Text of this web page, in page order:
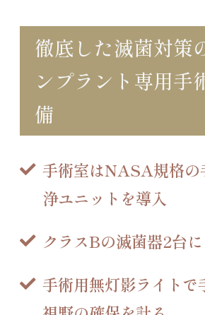
徹底した滅菌対策
ンプラント専用手
備
手術室はNASA規格の
浄ユニットを導入
クラスBの滅菌器2台
手術用無灯影ライトで